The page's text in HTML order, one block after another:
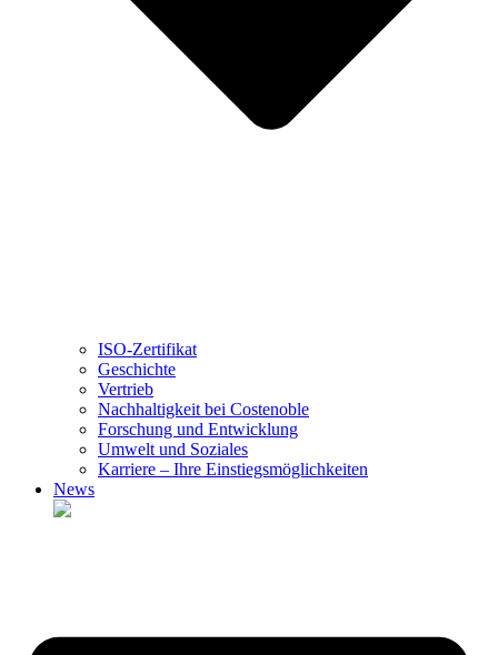
ISO-Zertifikat
Geschichte
Vertrieb
Nachhaltigkeit bei Costenoble
Forschung und Entwicklung
Umwelt und Soziales
Karriere – Ihre Einstiegsmöglichkeiten
News